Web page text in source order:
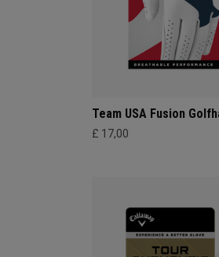
Team USA Fusion
£ 17,00